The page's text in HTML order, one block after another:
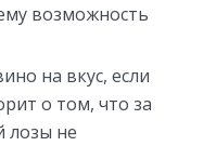
возможность
на вкус, если
о том, что за
лозы не